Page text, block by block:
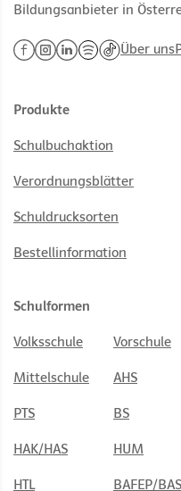
Bildungsanbieter in
Über uns
Produkte
Schulbuchaktion
Verordnungsblätter
Schuldrucksorten
Bestellinformation
Schulformen
Volksschule Vorschule
Mittelschule AHS
PTS BS
HAK/HAS HUM
HTL BAFEP/